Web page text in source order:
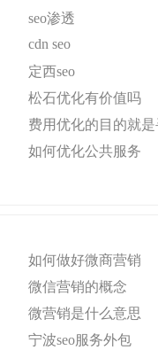
seo渗透
cdn seo
定西seo
松石优化有价值吗
费用优化的目的就
如何优化公共服务
如何做好微商营销
微信营销的概念
微营销是什么意思
宁波seo服务外包